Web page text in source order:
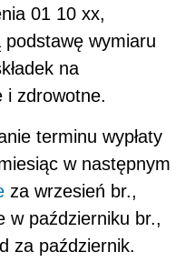
01 10 xx,
wymiaru
na
i zdrowotne.
terminu wypłaty
w następnym
za wrzesień br.,
w październiku br.,
za październik.